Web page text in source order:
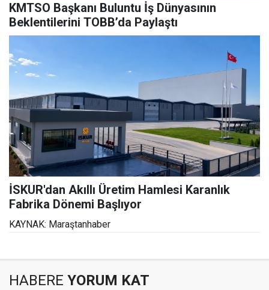
KMTSO Başkanı Buluntu İş Dünyasının
Beklentilerini TOBB’da Paylaştı
İSKUR'dan Akıllı Üretim Hamlesi Karanlık
Fabrika Dönemi Başlıyor
KAYNAK: Maraştanhaber
HABERE YORUM KAT